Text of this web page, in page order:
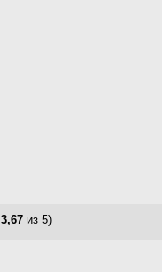
3,67 из 5)